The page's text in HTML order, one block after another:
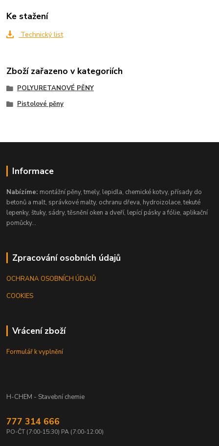
Ke stažení
Technický list
Zboží zařazeno v kategoriích
POLYURETANOVÉ PĚNY
Pistolové pěny
Informace
Nabízíme: montážní pěny, tmely, lepidla, chemické kotvy, přísady do
betonů a malt, správkové malty, ochranu dřeva, hydroizolace, tekuté
lepenky, štuky, sádry, těsnění oken a dveří, lepící pásky a fólie, aplikační
pomůcky...
Zpracování osobních údajů
OCHRANA OSOBNÍCH ÚDAJŮ
COOKIES
Vrácení zboží
Formulář k vyplnění
H-CHEM - Stavební chemie
777 314 666
PO-ČT (7:00-15:30) PA (7:00-12:00)